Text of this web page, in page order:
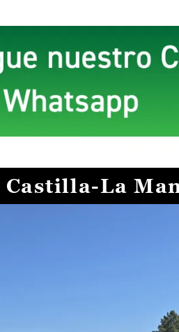
Castilla-La